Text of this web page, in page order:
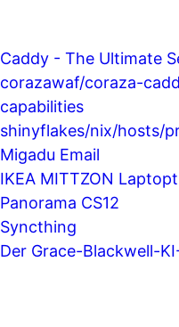
Caddy - The Ultimate
corazawaf/coraza-
capabilities
shinyflakes/nix/hosts/
Migadu Email
IKEA MITTZON
Panorama CS12
Syncthing
Der Grace-Blackwell-